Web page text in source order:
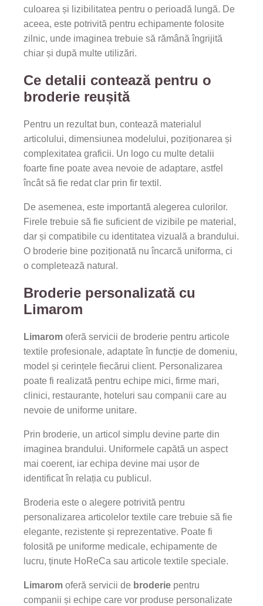
culoarea și lizibilitatea pentru o perioadă lungă. De
aceea, este potrivită pentru echipamente folosite
zilnic, unde imaginea trebuie să rămână îngrijită
chiar și după multe utilizări.
Ce detalii contează pentru o
broderie reușită
Pentru un rezultat bun, contează materialul
articolului, dimensiunea modelului, poziționarea și
complexitatea graficii. Un logo cu multe detalii
foarte fine poate avea nevoie de adaptare, astfel
încât să fie redat clar prin fir textil.
De asemenea, este importantă alegerea culorilor.
Firele trebuie să fie suficient de vizibile pe material,
dar și compatibile cu identitatea vizuală a brandului.
O broderie bine poziționată nu încarcă uniforma, ci
o completează natural.
Broderie personalizată cu
Limarom
Limarom oferă servicii de broderie pentru articole
textile profesionale, adaptate în funcție de domeniu,
model și cerințele fiecărui client. Personalizarea
poate fi realizată pentru echipe mici, firme mari,
clinici, restaurante, hoteluri sau companii care au
nevoie de uniforme unitare.
Prin broderie, un articol simplu devine parte din
imaginea brandului. Uniformele capătă un aspect
mai coerent, iar echipa devine mai ușor de
identificat în relația cu publicul.
Broderia este o alegere potrivită pentru
personalizarea articolelor textile care trebuie să fie
elegante, rezistente și reprezentative. Poate fi
folosită pe uniforme medicale, echipamente de
lucru, ținute HoReCa sau articole textile speciale.
Limarom oferă servicii de broderie pentru
companii și echipe care vor produse personalizate